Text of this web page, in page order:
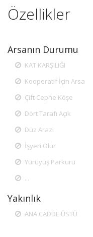
Özellikler
Arsanın Durumu
KAT KARŞILIĞI
Kooperatif İçin Arsa
Çift Cephe Köşe
Dört Tarafı Açık
Düz Arazi
İşyeri Olur
Yürüyüş Parkuru
...
Yakınlık
ANA CADDE ÜSTÜ